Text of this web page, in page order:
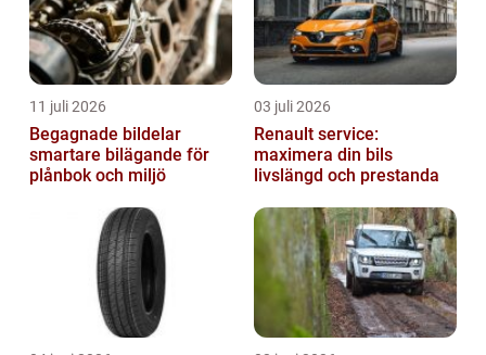
11 juli 2026
Begagnade bildelar
smartare bilägande för
plånbok och miljö
03 juli 2026
Renault service:
maximera din bils
livslängd och prestanda